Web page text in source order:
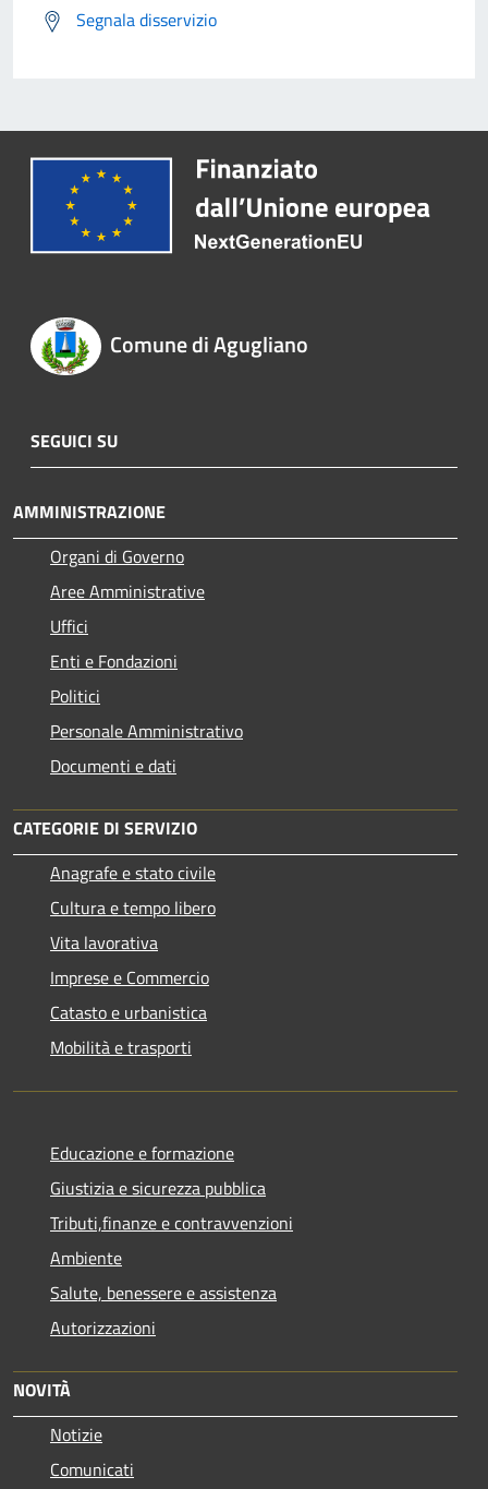
Segnala disservizio
Comune di Agugliano
SEGUICI SU
AMMINISTRAZIONE
Organi di Governo
Aree Amministrative
Uffici
Enti e Fondazioni
Politici
Personale Amministrativo
Documenti e dati
CATEGORIE DI SERVIZIO
Anagrafe e stato civile
Cultura e tempo libero
Vita lavorativa
Imprese e Commercio
Catasto e urbanistica
Mobilità e trasporti
Educazione e formazione
Giustizia e sicurezza pubblica
Tributi,finanze e contravvenzioni
Ambiente
Salute, benessere e assistenza
Autorizzazioni
NOVITÀ
Notizie
Comunicati